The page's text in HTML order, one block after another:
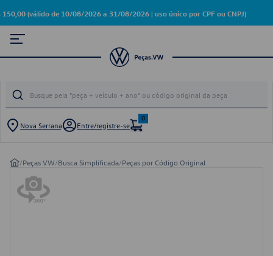
150,00 (válido de 10/08/2026 a 31/08/2026 | uso único por CPF ou CNPJ)
Nova Serrana Entre/registre-se
0
/Peças VW/Busca Simplificada/Peças por Código Original